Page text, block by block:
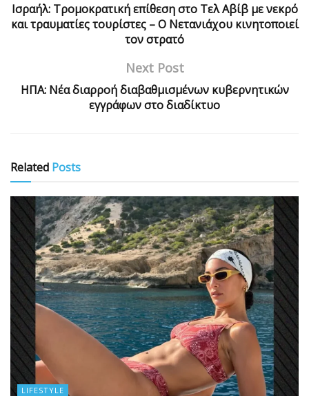
Ισραήλ: Τρομοκρατική επίθεση στο Τελ Αβίβ με νεκρό
και τραυματίες τουρίστες – Ο Νετανιάχου κινητοποιεί
τον στρατό
Next Post
ΗΠΑ: Νέα διαρροή διαβαθμισμένων κυβερνητικών
εγγράφων στο διαδίκτυο
Related Posts
LIFESTYLE